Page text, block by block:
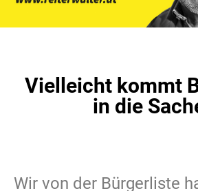
Vielleicht kommt
in die
Wir von der Bürgerliste